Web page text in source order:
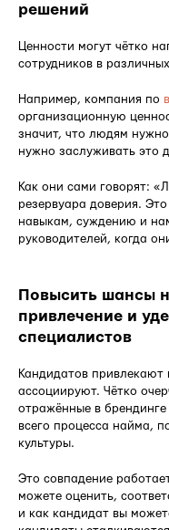
решений
Ценности могут чётко
сотрудников в
Например, компания по
организационную
значит, что людям
нужно заслуживать это
Как они сами говорят:
резервуара доверия.
навыкам, суждению и
руководителей, когда
Повысить шансы
привлечение и
специалистов
Кандидатов привлекают
ассоциируют. Чётко
отражённые в
всего процесса найма,
культуры.
Это совпадение
можете оценить,
и как кандидат вы